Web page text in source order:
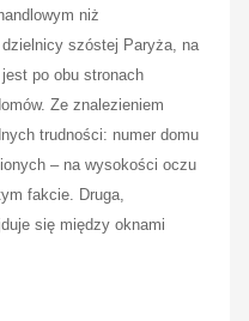
niż
szóstej Paryża, na
po obu stronach
Ze znalezieniem
trudności: numer domu
– na wysokości oczu
fakcie. Druga,
się między oknami